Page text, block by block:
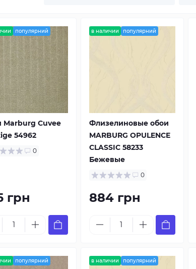
популярний
Marburg Cuvee
54962
0
грн
в наличии популярний
Флизелиновые обои
MARBURG OPULENCE
CLASSIC 58233
Бежевые
0
884 грн
популярний в наличии популярний